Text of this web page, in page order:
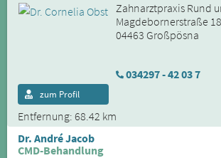
Zahnarztpraxis Rund
Magdebornerstraße
04463 Großpösna
034297 - 42 03 7
Entfernung: 68.42 km
zum Profil
Dr. André Jacob
CMD-Behandlung